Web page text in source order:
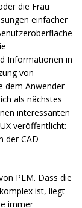
die Frau
einfacher
Informationen in
von
dem Anwender
als nächstes
interessanten
UX veröffentlicht:
derCAD-
PLM. Dass die
ist, liegt
immer